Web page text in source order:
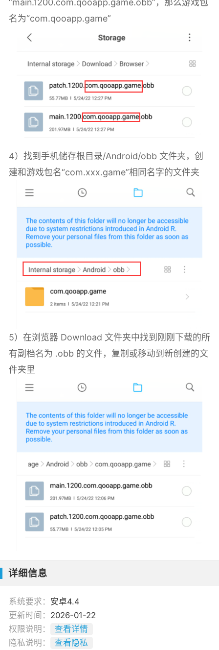
“main.1200.com.qooapp.game.obb”，那么游戏包
名为“com.qooapp.game”
4）找到手机储存根目录/Android/obb 文件夹，创
建和游戏包名“com.xxx.game”相同名字的文件夹
5）在浏览器 Download 文件夹中找到刚刚下载的所
有副档名为 .obb 的文件，复制或移动到新创建的文
件夹里
详细信息
系统要求： 安卓4.4
更新时间： 2026-01-22
权限说明：
查看详情
隐私说明：
查看隐私